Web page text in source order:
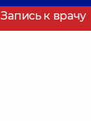
Запись к врачу